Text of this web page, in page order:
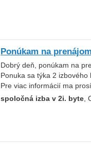
Ponúkam na
Dobrý deň, ponúkam na
Ponuka sa týka 2
Pre viac informácií ma
spoločná izba v 2i. byte,